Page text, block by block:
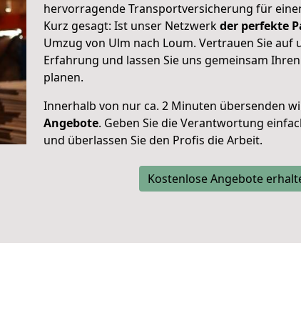
hervorragende Transportversicherung für
Kurz gesagt: Ist unser Netzwerkder perfekte
Umzug von Ulm nach Loum. Vertrauen Sie auf
Erfahrung und lassen Sie uns gemeinsam
planen.
Innerhalb von nur ca. 2 Minuten übersenden
Angebote. Geben Sie die Verantwortung
und überlassen Sie den Profis die Arbeit.
Kostenlose Angebote